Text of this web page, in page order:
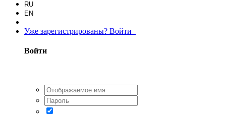
RU
EN
Уже зарегистрированы? Войти
Войти